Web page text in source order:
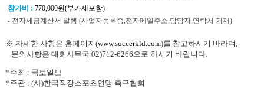
참가비 : 770,000원(부가세포함)
- 전자세금계산서 발행 (사업자등록증,전자메일주소,담당자,연락처 기재)
※ 자세한 사항은 홈페이지(www.soccerkld.com)를 참고하시기 바라며,
문의사항은 대회사무국 02)712-6266으로 하시기 바랍니다.
*주최 : 국토일보
*주관 : (사)한국직장스포츠연맹 축구협회